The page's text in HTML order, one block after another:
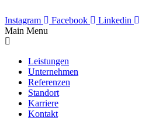
Instagram Facebook
Linkedin
Main Menu
Leistungen
Unternehmen
Referenzen
Standort
Karriere
Kontakt